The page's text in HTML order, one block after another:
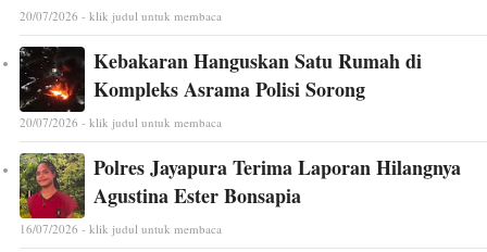
20/07/2026 - klik judul untuk membaca
Kebakaran Hanguskan Satu Rumah di
Kompleks Asrama Polisi Sorong
20/07/2026 - klik judul untuk membaca
Polres Jayapura Terima Laporan Hilangnya
Agustina Ester Bonsapia
16/07/2026 - klik judul untuk membaca